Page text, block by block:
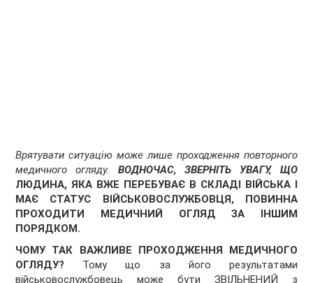
Врятувати ситуацію може лише проходження повторного
медичного огляду. ВОДНОЧАС, ЗВЕРНІТЬ УВАГУ, ЩО
ЛЮДИНА, ЯКА ВЖЕ ПЕРЕБУВАЄ В СКЛАДІ ВІЙСЬКА І
МАЄ СТАТУС ВІЙСЬКОВОСЛУЖБОВЦЯ, ПОВИННА
ПРОХОДИТИ МЕДИЧНИЙ ОГЛЯД ЗА ІНШИМ
ПОРЯДКОМ.
ЧОМУ ТАК ВАЖЛИВЕ ПРОХОДЖЕННЯ МЕДИЧНОГО
ОГЛЯДУ? Тому що за його результатами
військовослужбовець може бути ЗВІЛЬНЕНИЙ з